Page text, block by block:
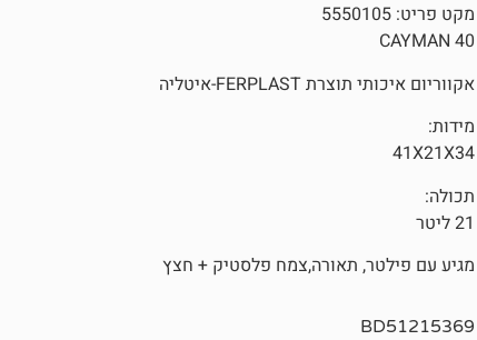
מקט פריט: 5550105
CAYMAN 40
אקווריום איכותי תוצרת FERPLAST-איטליה
מידות:
41X21X34
תכולה:
21 ליטר
מגיע עם פילטר, תאורה,צמח פלסטיק + חצץ
BD51215369